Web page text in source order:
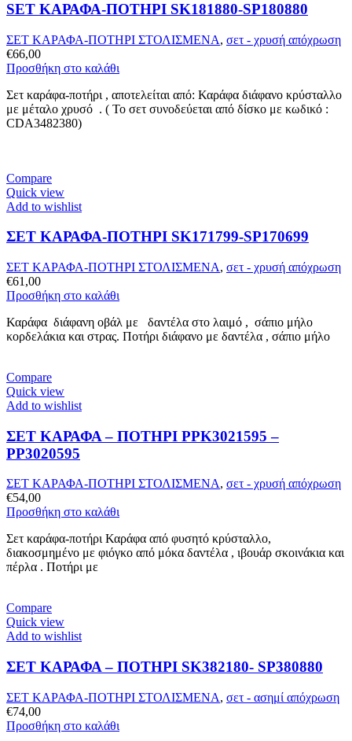
SET ΚΑΡΑΦΑ-ΠΟΤΗΡΙ SK181880-SP180880
ΣΕΤ ΚΑΡΑΦΑ-ΠΟΤΗΡΙ ΣΤΟΛΙΣΜΕΝΑ, σετ - χρυσή απόχρωση
€66,00
Προσθήκη στο καλάθι
Σετ καράφα-ποτήρι , αποτελείται από: Καράφα διάφανο κρύσταλλο
με μέταλο χρυσό . ( Το σετ συνοδεύεται από δίσκο με κωδικό :
CDA3482380)
Compare
Quick view
Add to wishlist
ΣΕΤ ΚΑΡΑΦΑ-ΠΟΤΗΡΙ SK171799-SP170699
ΣΕΤ ΚΑΡΑΦΑ-ΠΟΤΗΡΙ ΣΤΟΛΙΣΜΕΝΑ, σετ - χρυσή απόχρωση
€61,00
Προσθήκη στο καλάθι
Καράφα διάφανη οβάλ με δαντέλα στο λαιμό , σάπιο μήλο
κορδελάκια και στρας. Ποτήρι διάφανο με δαντέλα , σάπιο μήλο
Compare
Quick view
Add to wishlist
ΣΕΤ ΚΑΡΑΦΑ – ΠΟΤHΡΙ PPK3021595 –
PP3020595
ΣΕΤ ΚΑΡΑΦΑ-ΠΟΤΗΡΙ ΣΤΟΛΙΣΜΕΝΑ, σετ - χρυσή απόχρωση
€54,00
Προσθήκη στο καλάθι
Σετ καράφα-ποτήρι Καράφα από φυσητό κρύσταλλο,
διακοσμημένο με φιόγκο από μόκα δαντέλα , ιβουάρ σκοινάκια και
πέρλα . Ποτήρι με
Compare
Quick view
Add to wishlist
ΣΕΤ ΚΑΡΑΦΑ – ΠΟΤΗΡΙ SK382180- SP380880
ΣΕΤ ΚΑΡΑΦΑ-ΠΟΤΗΡΙ ΣΤΟΛΙΣΜΕΝΑ, σετ - ασημί απόχρωση
€74,00
Προσθήκη στο καλάθι